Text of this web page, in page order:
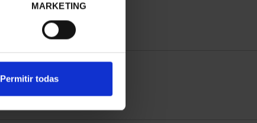
MARKETING
Permitir todas